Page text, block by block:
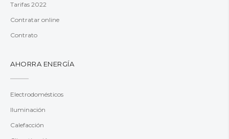
Tarifas 2022
Contratar online
Contrato
AHORRA ENERGÍA
Electrodomésticos
Iluminación
Calefacción